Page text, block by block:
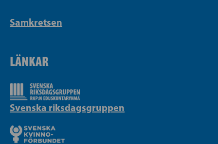
Samkretsen
LÄNKAR
Svenska riksdagsgruppen